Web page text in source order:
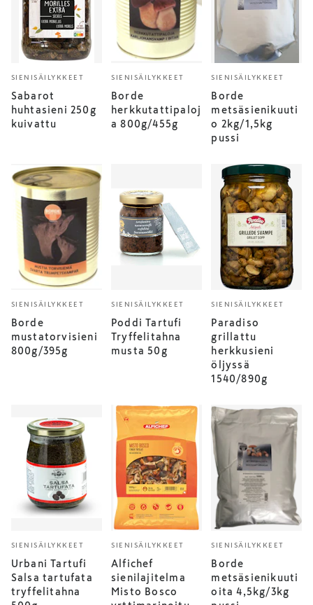
SIENISÄILYKKEET
Sabarot
huhtasieni 250g
kuivattu
SIENISÄILYKKEET
Borde
herkkutattipaloj
a 800g/455g
SIENISÄILYKKEET
Borde
metsäsienikuuti
o 2kg/1,5kg
pussi
SIENISÄILYKKEET
Borde
mustatorvisieni
800g/395g
SIENISÄILYKKEET
Poddi Tartufi
Tryffelitahna
musta 50g
SIENISÄILYKKEET
Paradiso
grillattu
herkkusieni
öljyssä
1540/890g
SIENISÄILYKKEET
Urbani Tartufi
Salsa tartufata
tryffelitahna
SIENISÄILYKKEET
Alfichef
sienilajitelma
Misto Bosco
SIENISÄILYKKEET
Borde
metsäsienikuuti
oita 4,5kg/3kg